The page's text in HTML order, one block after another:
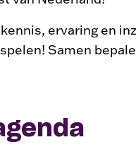
ervaring en
Samen